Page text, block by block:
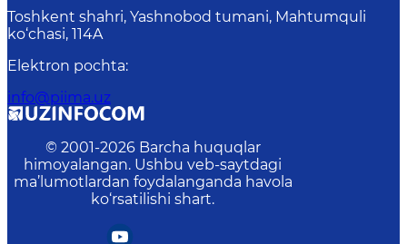
Toshkent shahri, Yashnobod tumani, Mahtumquli
ko‘chasi, 114A
Elektron pochta:
info@piima.uz
© 2001-2026 Barcha huquqlar
himoyalangan. Ushbu veb-saytdagi
ma’lumotlardan foydalanganda havola
ko‘rsatilishi shart.